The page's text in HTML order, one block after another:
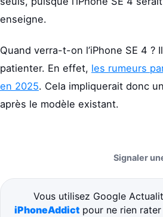
enseigne.
Quand verra-t-on l’iPhone SE 4 ?
patienter. En effet, les rumeurs
en 2025. Cela impliquerait donc
après le modèle existant.
Signaler
Vous utilisez Google
iPhoneAddict pour ne rien rater